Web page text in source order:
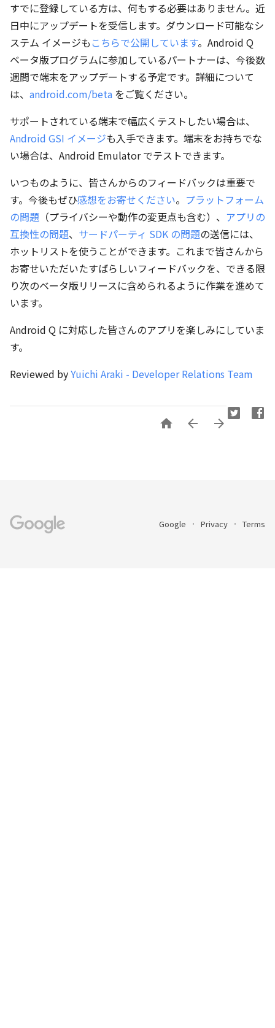
すでに登録している方は、何もする必要はありません。近
日中にアップデートを受信します。ダウンロード可能なシ
ステム イメージも こちらで公開しています。Android Q
ベータ版プログラムに参加しているパートナーは、今後数
週間で端末をアップデートする予定です。詳細について
は、 android.com/beta をご覧ください。
サポートされている端末で幅広くテストしたい場合は、
Android GSI イメージも入手できます。端末をお持ちでな
い場合は、Android Emulator でテストできます。
いつものように、皆さんからのフィードバックは重要で
す。今後もぜひ感想をお寄せください。 プラットフォーム
の問題 （プライバシーや動作の変更点も含む）、 アプリの
互換性の問題、 サードパーティ SDK の問題の送信には、
ホットリストを使うことができます。これまで皆さんから
お寄せいただいたすばらしいフィードバックを、できる限
り次のベータ版リリースに含められるように作業を進めて
います。
Android Q に対応した皆さんのアプリを楽しみにしていま
す。
Reviewed byYuichi Araki - Developer Relations Team
  
Google Privacy Terms